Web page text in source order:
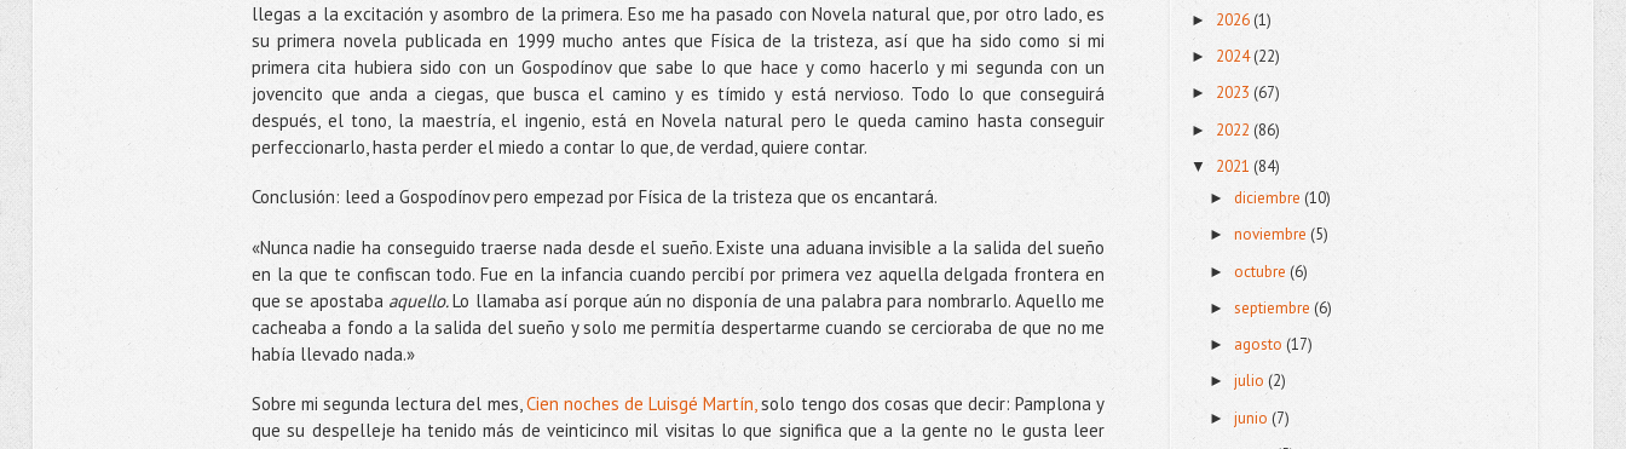
llegas a la excitación y asombro de la primera. Eso me ha pasado con Novela natural que, por otro lado, es
su primera novela publicada en 1999 mucho antes que Física de la tristeza, así que ha sido como si mi
primera cita hubiera sido con un Gospodínov que sabe lo que hace y como hacerlo y mi segunda con un
jovencito que anda a ciegas, que busca el camino y es tímido y está nervioso. Todo lo que conseguirá
después, el tono, la maestría, el ingenio, está en Novela natural pero le queda camino hasta conseguir
perfeccionarlo, hasta perder el miedo a contar lo que, de verdad, quiere contar.
Conclusión: leed a Gospodínov pero empezad por Física de la tristeza que os encantará.
«Nunca nadie ha conseguido traerse nada desde el sueño. Existe una aduana invisible a la salida del sueño
en la que te confiscan todo. Fue en la infancia cuando percibí por primera vez aquella delgada frontera en
que se apostaba aquello.Lo llamaba así porque aún no disponía de una palabra para nombrarlo. Aquello me
cacheaba a fondo a la salida del sueño y solo me permitía despertarme cuando se cercioraba de que no me
había llevado nada.»
Sobre mi segunda lectura del mes,Cien noches de Luisgé Martín,solo tengo dos cosas que decir: Pamplona y
que su despelleje ha tenido más de veinticinco mil visitas lo que significa que a la gente no le gusta leer
► 2026 (1)
► 2024(22)
► 2023 (67)
► 2022 (86)
▼ 2021 (84)
►diciembre (10)
►noviembre(5)
►octubre(6)
► septiembre (6)
► agosto(17)
►julio(2)
►junio (7)